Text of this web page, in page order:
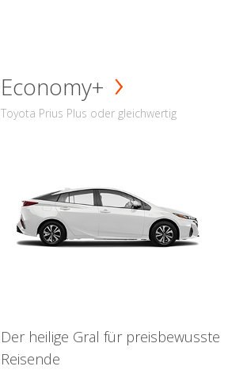
Economy+
Toyota Prius Plus oder gleichwertig
Der heilige Gral für preisbewusste
Reisende